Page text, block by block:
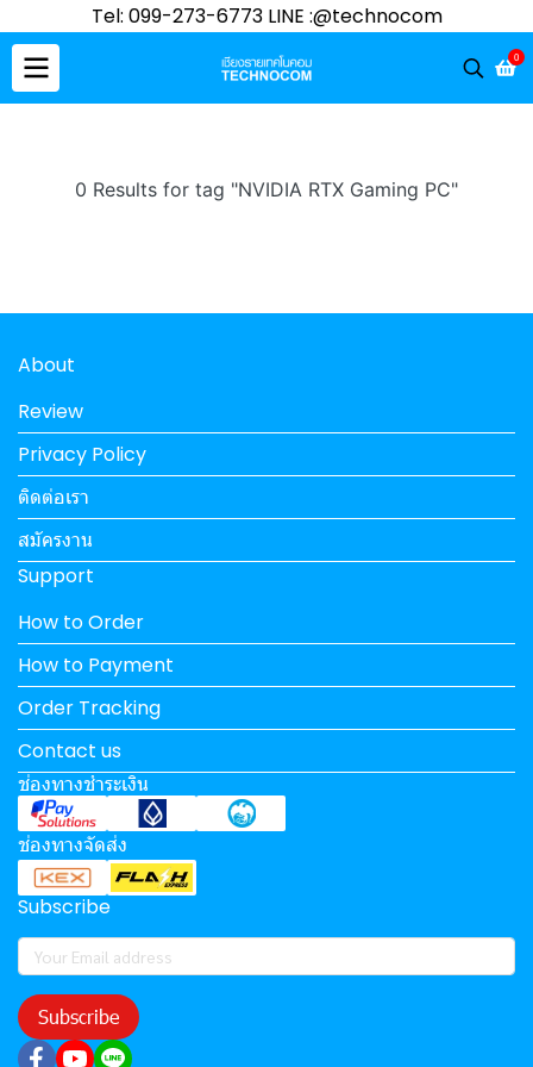
Tel: 099-273-6773 LINE :@technocom
0
0 Results for tag "NVIDIA RTX Gaming PC"
About
Review
Privacy Policy
ติดต่อเรา
สมัครงาน
Support
How to Order
How to Payment
Order Tracking
Contact us
ช่องทางชำระเงิน
ช่องทางจัดส่ง
Subscribe
Subscribe